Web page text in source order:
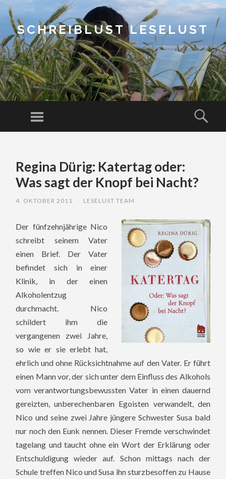
SCHREIBLUST LESELUST
Menu
CONTENTRegina Dürig: Katertag oder:
Was sagt der Knopf bei Nacht?
4. OKTOBER 2011 LESELUST TEAM
Der fünfzehnjährige Nico
schreibt seinem Vater
einen Brief. Der Vater
befindet sich in einer
Klinik, in der einen
Alkoholentzug
durchmacht. Nico
schildert ihm die
vergangenen zwei Jahre,
so wie er sie erlebt hat,
ehrlich und ohne Rücksichtnahme auf den Vater. Er führt
einen Mann vor, der sich unter dem Einfluss des Alkohols
vom verantwortungsbewussten Vater in einen dauernd
gereizten, unberechenbaren Egoisten verwandelt, den
Nico und seine zwei Jahre jüngere Schwester Susa bald
nur noch den Eunk nennen. Dieser Fremde verschwindet
tagelang und taucht ohne ein Wort der Erklärung oder
Entschuldigung wieder auf. Schon mittags nach der
Schule treffen Nico und Susa ihn sturzbesoffen zu Hause